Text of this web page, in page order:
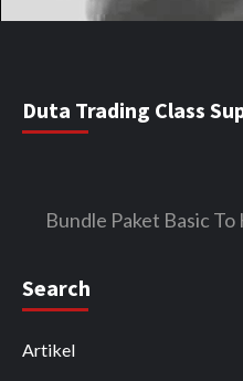
Duta Trading Class
Bundle Paket Basic
Search
Artikel